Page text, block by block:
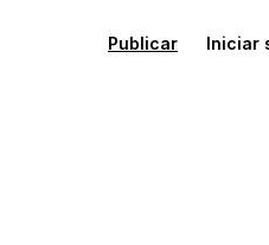
Publicar Iniciar